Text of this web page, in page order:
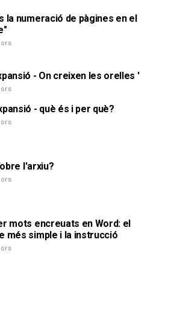
la numeració de pàgines en el
- On creixen les orelles '
- què és i per què?
l'arxiu?
mots encreuats en Word: el
més simple i la instrucció